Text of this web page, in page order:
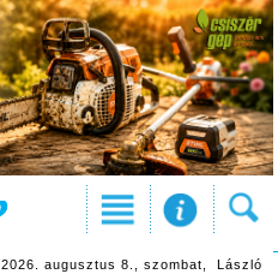
2026. augusztus 8., szombat, László